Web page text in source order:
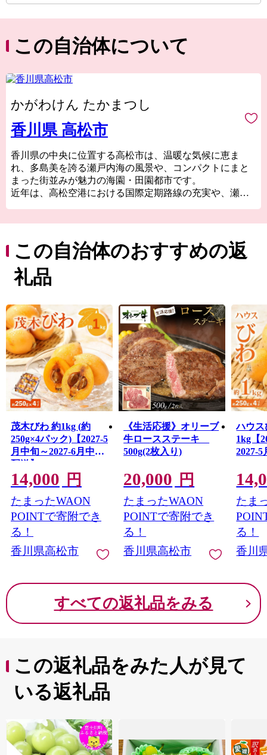
この自治体について
かがわけん たかまつし
香川県 高松市
香川県の中央に位置する高松市は、温暖な気候に恵ま
れ、多島美を誇る瀬戸内海の風景や、コンパクトにまと
まった街並みが魅力の海園・田園都市です。
近年は、高松空港における国際定期路線の充実や、瀬戸
から注目が高まっています。
誰もが訪れたくなる街、そして住みたくなる街へ。皆様
のお越しをお待ちしています。
この自治体のおすすめの返
礼品
茂木びわ 約1kg (約
250g×4パック)【2027-5
月中旬～2027-6月中旬
配送】
14,000 円
たまったWAON
POINTで寄附でき
る！
香川県高松市
《生活応援》オリーブ
牛ロースステーキ
500g(2枚入り)
20,000 円
たまったWAON
POINTで寄附でき
る！
香川県高松市
ハウス
1kg【
2027-
たま
る！
香川
すべての返礼品をみる
この返礼品をみた人が見て
いる返礼品